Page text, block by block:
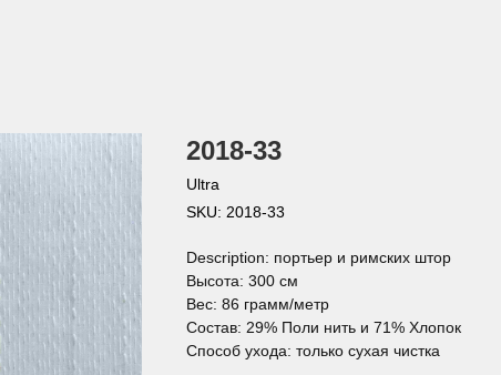
2018-33
Ultra
SKU: 2018-33
Description: портьер и римских штор
Высота: 300 см
Вес: 86 грамм/метр
Состав: 29% Поли нить и 71% Хлопок
Способ ухода: только сухая чистка